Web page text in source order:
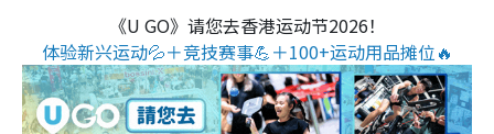
《U GO》请您去香港运动节2026！
体验新兴运动💦＋竞技赛事💪＋100+运动用品摊位🔥